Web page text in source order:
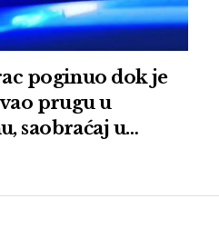
poginuo dok je
prugu u
saobraćaj u